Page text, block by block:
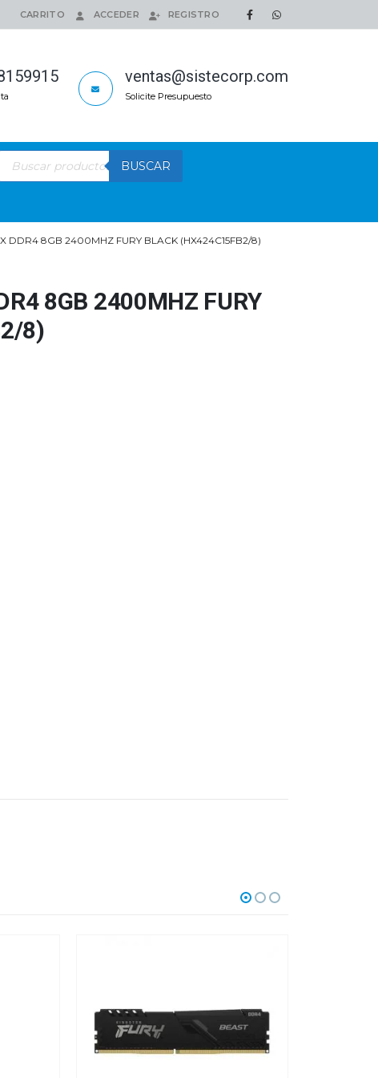
CARRITO ACCEDER REGISTRO
ventas@sistecorp.com
Solicite Presupuesto
productos
BUSCAR
DDR4 8GB 2400MHZ FURY BLACK (HX424C15FB2/8)
8GB 2400MHZ FURY
8)